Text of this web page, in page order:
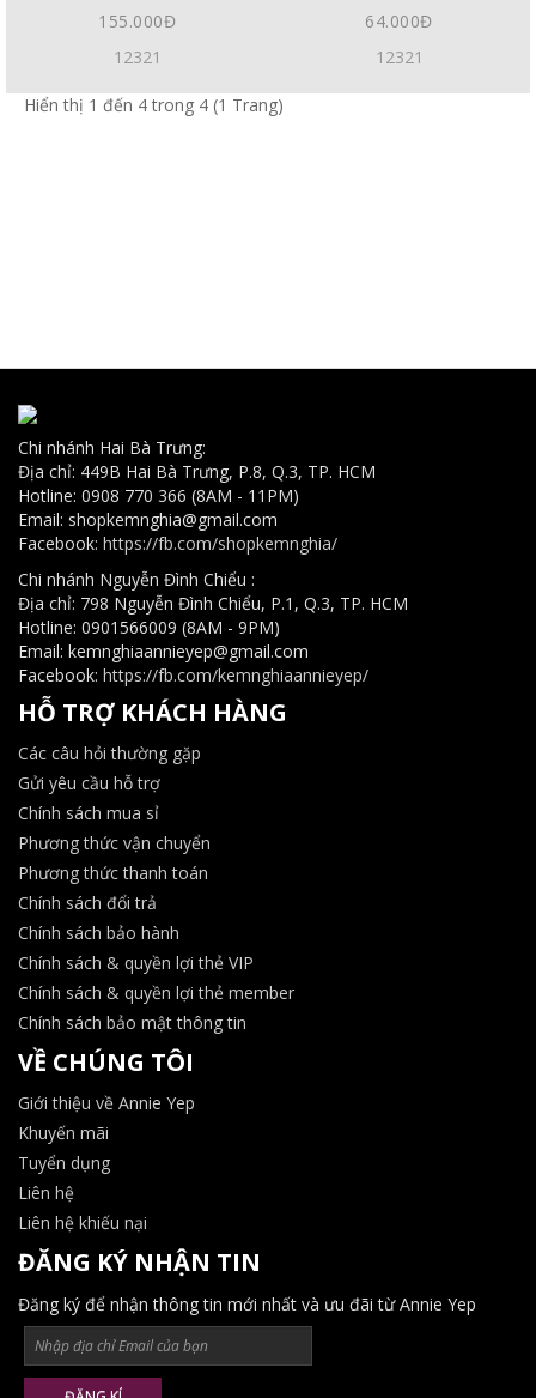
155.000Đ
12321
64.000Đ
12321
Hiển thị 1 đến 4 trong 4 (1 Trang)
Chi nhánh Hai Bà Trưng:
Địa chỉ: 449B Hai Bà Trưng, P.8, Q.3, TP. HCM
Hotline: 0908 770 366 (8AM - 11PM)
Email: shopkemnghia@gmail.com
Facebook: https://fb.com/shopkemnghia/
Chi nhánh Nguyễn Đình Chiểu :
Địa chỉ: 798 Nguyễn Đình Chiểu, P.1, Q.3, TP. HCM
Hotline: 0901566009 (8AM - 9PM)
Email: kemnghiaannieyep@gmail.com
Facebook: https://fb.com/kemnghiaannieyep/
HỖ TRỢ KHÁCH HÀNG
Các câu hỏi thường gặp
Gửi yêu cầu hỗ trợ
Chính sách mua sỉ
Phương thức vận chuyển
Phương thức thanh toán
Chính sách đổi trả
Chính sách bảo hành
Chính sách & quyền lợi thẻ VIP
Chính sách & quyền lợi thẻ member
Chính sách bảo mật thông tin
VỀ CHÚNG TÔI
Giới thiệu về Annie Yep
Khuyến mãi
Tuyển dụng
Liên hệ
Liên hệ khiếu nại
ĐĂNG KÝ NHẬN TIN
Đăng ký để nhận thông tin mới nhất và ưu đãi từ Annie Yep